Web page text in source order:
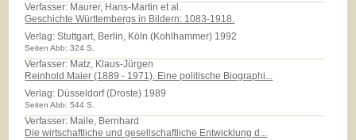
Verfasser: Maurer, Hans-Martin et al.
Geschichte Württembergs in Bildern: 1083-1918.
Verlag:Stuttgart, Berlin, Köln (Kohlhammer) 1992
Seiten Abb: 324 S.
Verfasser: Matz, Klaus-Jürgen
Reinhold Maier (1889 - 1971). Eine politische Biographi...
Verlag: Düsseldorf (Droste) 1989
Seiten Abb: 544 S.
Verfasser: Maile, Bernhard
Die wirtschaftliche und gesellschaftliche Entwicklung d...